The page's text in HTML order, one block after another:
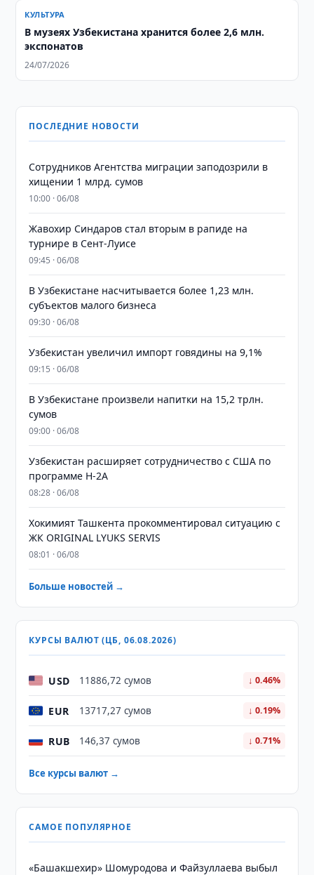
КУЛЬТУРА
В музеях Узбекистана хранится более 2,6 млн.
экспонатов
24/07/2026
ПОСЛЕДНИЕ НОВОСТИ
Сотрудников Агентства миграции заподозрили в
хищении 1 млрд. сумов
10:00 · 06/08
Жавохир Синдаров стал вторым в рапиде на
турнире в Сент-Луисе
09:45 · 06/08
В Узбекистане насчитывается более 1,23 млн.
субъектов малого бизнеса
09:30 · 06/08
Узбекистан увеличил импорт говядины на 9,1%
09:15 · 06/08
В Узбекистане произвели напитки на 15,2 трлн.
сумов
09:00 · 06/08
Узбекистан расширяет сотрудничество с США по
программе H-2A
08:28 · 06/08
Хокимият Ташкента прокомментировал ситуацию с
ЖК ORIGINAL LYUKS SERVIS
08:01 · 06/08
Больше новостей →
КУРСЫ ВАЛЮТ (ЦБ, 06.08.2026)
USD 11886,72 сумов ↓ 0.46%
EUR 13717,27 сумов ↓ 0.19%
RUB 146,37 сумов ↓ 0.71%
Все курсы валют →
САМОЕ ПОПУЛЯРНОЕ
«Башакшехир» Шомуродова и Файзуллаева выбыл